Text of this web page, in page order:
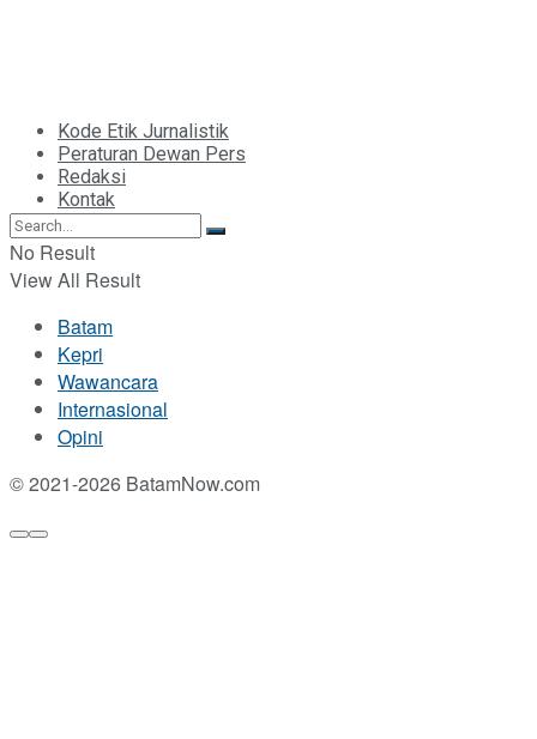
Kode Etik Jurnalistik
Peraturan Dewan Pers
Redaksi
Kontak
No Result
View All Result
Batam
Kepri
Wawancara
Internasional
Opini
© 2021-2026 BatamNow.com